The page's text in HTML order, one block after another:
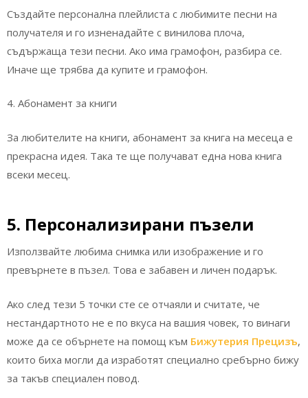
Създайте персонална плейлиста с любимите песни на
получателя и го изненадайте с винилова плоча,
съдържаща тези песни. Ако има грамофон, разбира се.
Иначе ще трябва да купите и грамофон.
4. Абонамент за книги
За любителите на книги, абонамент за книга на месеца е
прекрасна идея. Така те ще получават една нова книга
всеки месец.
5. Персонализирани пъзели
Използвайте любима снимка или изображение и го
превърнете в пъзел. Това е забавен и личен подарък.
Ако след тези 5 точки сте се отчаяли и считате, че
нестандартното не е по вкуса на вашия човек, то винаги
може да се обърнете на помощ към Бижутерия Прецизъ,
които биха могли да изработят специално сребърно бижу
за такъв специален повод.